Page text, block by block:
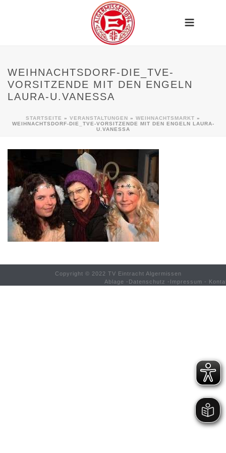
WEIHNACHTSDORF-DIE_TVE-
VORSITZENDE MIT DEN ENGELN
LAURA-U.VANESSA
STARTSEITE » VERANSTALTUNGEN » WEIHNACHTSMARKT »
WEIHNACHTSDORF-DIE_TVE-VORSITZENDE MIT DEN ENGELN LAURA-
U.VANESSA
Copyright © 2022 TV Eintracht Algermissen
Ablage - Datenschutz - Impressum -